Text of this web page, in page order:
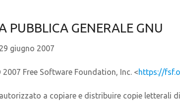
PUBBLICA GENERALE GNU
giugno 2007
Free Software Foundation, Inc. <https://
a copiare e distribuire copie letterali